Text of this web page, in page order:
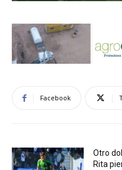
Facebook
Otro
Rita